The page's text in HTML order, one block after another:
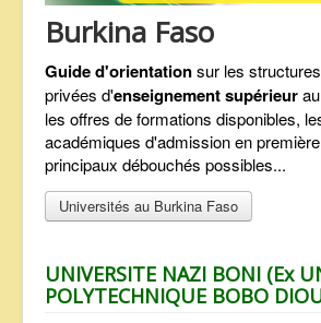
CONTACTS
TELECHARGEMENTS
ANNONCES
Burkina Faso
Guide d'orientationsur les
privées d'enseignementsupérieurau
les offres de formations disponibles,
académiques d'admission en
principaux débouchés possibles...
Universités au Burkina Faso
UNIVERSITE NAZI BONI (Ex
POLYTECHNIQUE BOBO